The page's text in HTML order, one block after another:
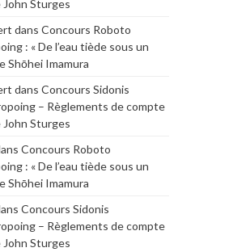
John Sturges
dans Concours Roboto
: « De l’eau tiède sous un
Shōhei Imamura
dans Concours Sidonis
– Règlements de compte
John Sturges
Concours Roboto
: « De l’eau tiède sous un
Shōhei Imamura
Concours Sidonis
– Règlements de compte
John Sturges